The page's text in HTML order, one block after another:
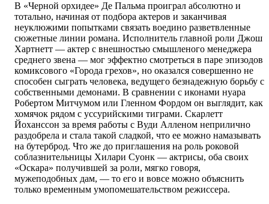
В «Черной орхидее» Де Пальма проиграл абсолютно и
тотально, начиная от подбора актеров и заканчивая
неуклюжими попытками связать воедино разветвленные
сюжетные линии романа. Исполнитель главной роли Джош
Хартнетт — актер с внешностью смышленого менеджера
среднего звена — мог эффектно смотреться в паре эпизодов
комиксового «Города грехов», но оказался совершенно не
способен сыграть человека, ведущего безнадежную борьбу с
собственными демонами. В сравнении с иконами нуара
Робертом Митчумом или Гленном Фордом он выглядит, как
хомячок рядом с уссурийскими тиграми. Скарлетт
Йоханссон за время работы с Вуди Алленом неприлично
раздобрела и стала такой сладкой, что ее можно намазывать
на бутерброд. Что же до приглашения на роль роковой
соблазнительницы Хилари Суонк — актрисы, оба своих
«Оскара» получившей за роли, мягко говоря,
мужеподобных дам, — то его и вовсе можно объяснить
только временным умопомешательством режиссера.